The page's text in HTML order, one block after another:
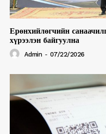
Ерөнхийлөгчийн
хүрээлэн байгуулна
Admin - 07/22/2026